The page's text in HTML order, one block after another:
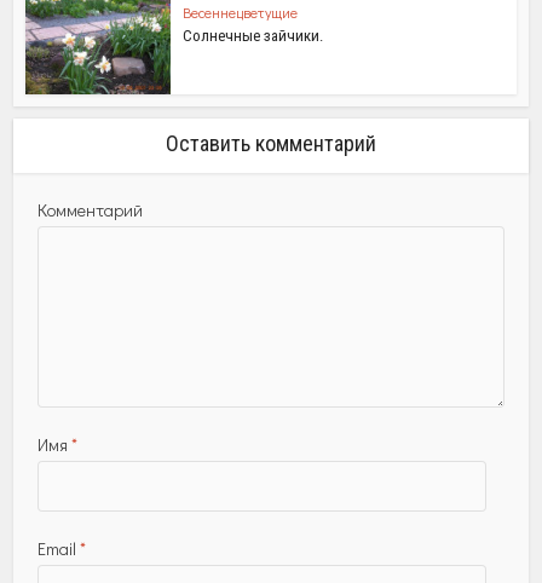
Весеннецветущие
Солнечные зайчики.
Оставить комментарий
Комментарий
Имя *
Email *